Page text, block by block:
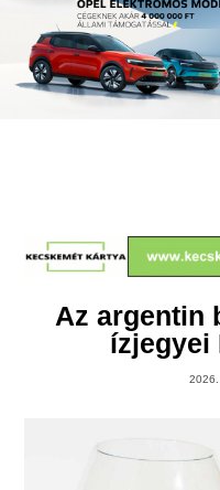
Az argentin
ízjegyei